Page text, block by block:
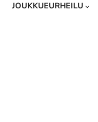
JOUKKUEURHEILU